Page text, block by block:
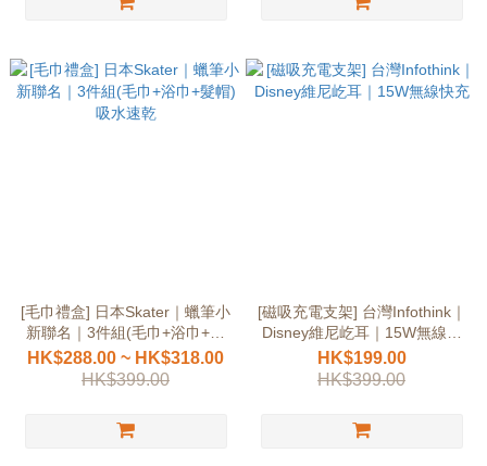
[毛巾禮盒] 日本Skater｜蠟筆小
新聯名｜3件組(毛巾+浴巾+髮
帽)吸水速乾
HK$288.00 ~ HK$318.00
HK$399.00
[磁吸充電支架] 台灣Infothink｜
Disney維尼屹耳｜15W無線快
充
HK$199.00
HK$399.00